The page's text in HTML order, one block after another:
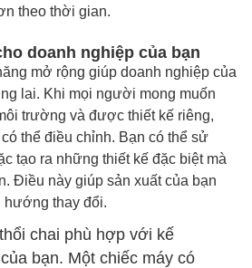
theo thời gian.
doanh nghiệp của bạn
mở rộng giúp doanh nghiệp của
lai. Khi mọi người mong muốn
trường và được thiết kế riêng,
thể điều chỉnh. Bạn có thể sử
tạo ra những thiết kế đặc biệt mà
Điều này giúp sản xuất của bạn
hướng thay đổi.
chai phù hợp với kế
bạn. Một chiếc máy có